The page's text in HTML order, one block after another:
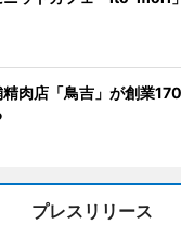
精肉店「鳥吉」が創業
プレスリリース